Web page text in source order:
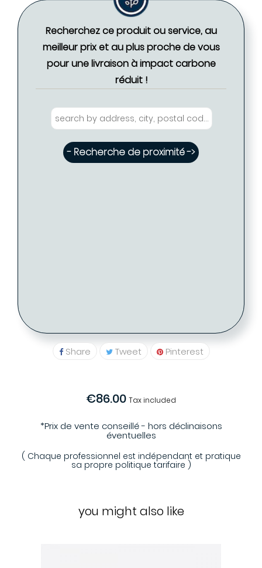
Recherchez ce produit ou service, au
meilleur prix et au plus proche de vous
pour une livraison à impact carbone
réduit !
- Recherche de proximité ->
Share Tweet Pinterest
€86.00 Tax included
*Prix de vente conseillé - hors déclinaisons
éventuelles
( Chaque professionnel est indépendant et pratique
sa propre politique tarifaire )
you might also like